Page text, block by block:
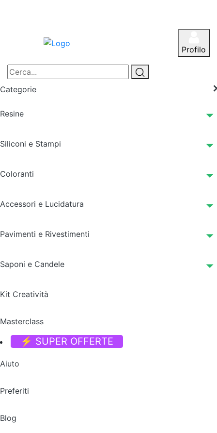
Profilo
Categorie
Resine
Siliconi e Stampi
Coloranti
Accessori e Lucidatura
Pavimenti e Rivestimenti
Saponi e Candele
Kit Creatività
Masterclass
⚡ SUPER OFFERTE
Aiuto
Preferiti
Blog